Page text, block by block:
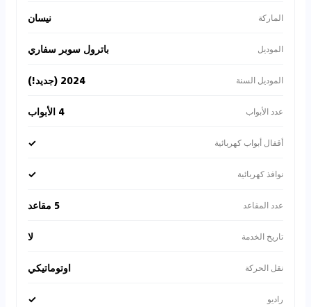
الماركة نيسان
الموديل باترول سوبر سفاري
الموديل السنة 2024 (جديد!)
عدد الأبواب 4 الأبواب
أقفال أبواب كهربائية ✓
نوافذ كهربائية ✓
عدد المقاعد 5 مقاعد
تاريخ الخدمة لا
نقل الحركة اوتوماتيكي
راديو ✓